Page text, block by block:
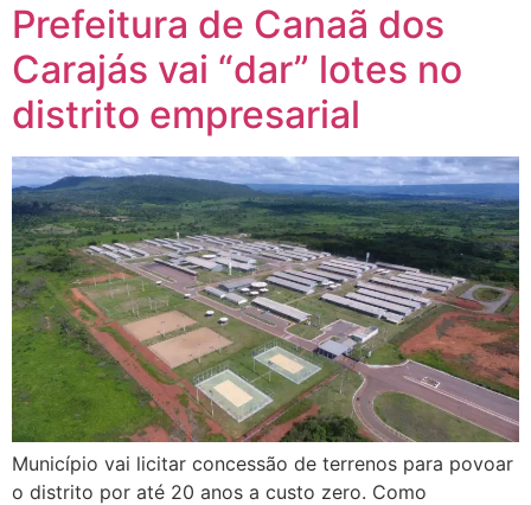
Prefeitura de Canaã dos
Carajás vai “dar” lotes no
distrito empresarial
Município vai licitar concessão de terrenos para povoar
o distrito por até 20 anos a custo zero. Como